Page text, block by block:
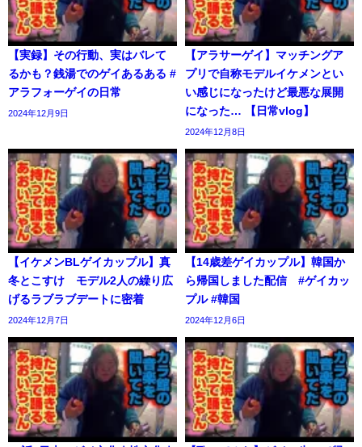
【実録】その行動、実はバレて
るかも？銭湯でのゲイあるある #
アラフォーゲイの日常
2024年12月9日
【アラサーゲイ】マッチングア
プリで自称モデルイケメンとい
い感じになったけど最悪な展開
になった… 【日常vlog】
2024年12月8日
【イケメンBLゲイカップル】真
冬とこすけ モデル2人の繰り広
げるラブラブデートに密着
2024年12月7日
【14歳差ゲイカップル】韓国か
ら帰国しました配信 #ゲイカッ
プル #韓国
2024年12月6日